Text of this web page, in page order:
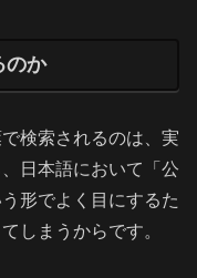
のか
検索されるのは、実
日本語において「公
形でよく目にするた
しまうからです。